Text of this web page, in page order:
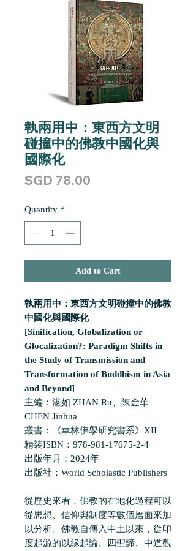
執兩用中：東西方文明
碰撞中的佛教中國化與
國際化
SGD 78.00
Quantity *
Add to Cart
執兩用中：東西方文明碰撞中的佛教
中國化與國際化
[Sinification, Globalization or
Glocalization?: Paradigm Shifts in
the Study of Transmission and
Transformation of Buddhism in Asia
and Beyond]
主編：湛如 ZHAN Ru、陳金華
CHEN Jinhua
叢書：《華林佛學研究書系》XII
精裝ISBN：978-981-17675-2-4
出版年月：2024年
出版社：World Scholastic Publishers
從歷史來看，佛教的在地化過程可以
從思想、信仰與制度等數個層面來加
以分析。佛教自傳入中土以來，從印
度起源的以緣起論、四聖諦、中道觀